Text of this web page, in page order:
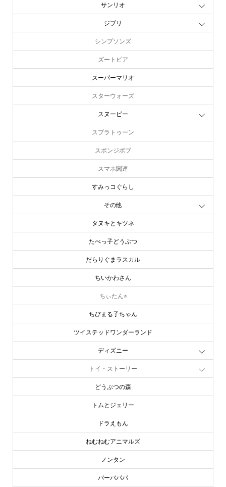
サンリオ
ジブリ
シンプソンズ
ズートピア
スーパーマリオ
スターウォーズ
スヌーピー
スプラトゥーン
スポンジボブ
スマホ関連
すみっコぐらし
その他
タヌキとキツネ
たべっ子どうぶつ
だらりぐまラスカル
ちいかわさん
ちぃたん⭐︎
ちびまる子ちゃん
ツイステッドワンダーランド
ディズニー
トイ・ストーリー
どうぶつの森
トムとジェリー
ドラえもん
ねむねむアニマルズ
ノンタン
バーバパパ